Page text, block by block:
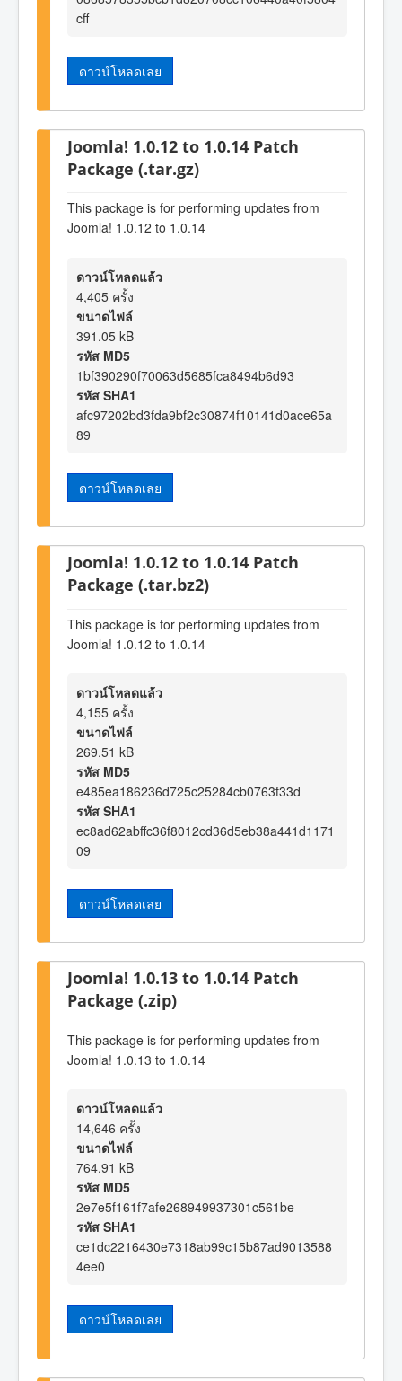
cff
ดาวน์โหลดเลย
Joomla! 1.0.12 to 1.0.14 Patch
Package (.tar.gz)
This package is for performing updates from
Joomla! 1.0.12 to 1.0.14
ดาวน์โหลดแล้ว
4,405 ครั้ง
ขนาดไฟล์
391.05 kB
รหัส MD5
1bf390290f70063d5685fca8494b6d93
รหัส SHA1
afc97202bd3fda9bf2c30874f10141d0ace65a
89
ดาวน์โหลดเลย
Joomla! 1.0.12 to 1.0.14 Patch
Package (.tar.bz2)
This package is for performing updates from
Joomla! 1.0.12 to 1.0.14
ดาวน์โหลดแล้ว
4,155 ครั้ง
ขนาดไฟล์
269.51 kB
รหัส MD5
e485ea186236d725c25284cb0763f33d
รหัส SHA1
ec8ad62abffc36f8012cd36d5eb38a441d1171
09
ดาวน์โหลดเลย
Joomla! 1.0.13 to 1.0.14 Patch
Package (.zip)
This package is for performing updates from
Joomla! 1.0.13 to 1.0.14
ดาวน์โหลดแล้ว
14,646 ครั้ง
ขนาดไฟล์
764.91 kB
รหัส MD5
2e7e5f161f7afe268949937301c561be
รหัส SHA1
ce1dc2216430e7318ab99c15b87ad9013588
4ee0
ดาวน์โหลดเลย